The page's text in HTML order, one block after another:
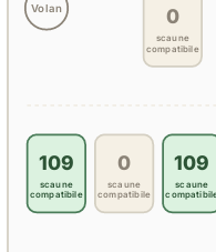
Volan 0
scaune
compatibile
109
scaune
compatibile
0
scaune
compatibile
109
scaune